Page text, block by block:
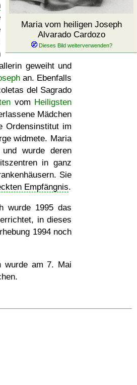
Maria vom heiligen Joseph
Alvarado Cardozo
geweiht und
an. Ebenfalls
del Sagrado
vom Heiligsten
Mädchen
Ordensinstitut im
widmete. Maria
wurde deren
in ganz
Sie
Empfängnis.
wurde 1995 das
errichtet, in dieses
1994 noch
wurde am7. Mai